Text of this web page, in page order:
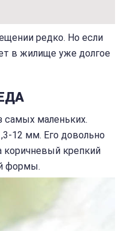
редко. Но если
в жилище уже долгое
самых маленьких.
12 мм. Его довольно
коричневый крепкий
формы.